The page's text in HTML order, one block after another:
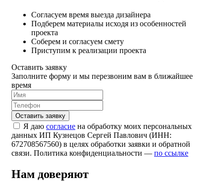
Согласуем время выезда дизайнера
Подберем материалы исходя из особенностей
проекта
Соберем и согласуем смету
Приступим к реализации проекта
Оставить заявку
Заполните форму и мы перезвоним вам в ближайшее
время
Я даю согласие на обработку моих персональных
данных ИП Кузнецов Сергей Павлович (ИНН:
672708567560) в целях обработки заявки и обратной
связи. Политика конфиденциальности — по ссылке
Нам доверяют